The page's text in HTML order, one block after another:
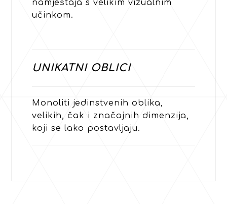
namještaja s velikim vizualnim
učinkom.
UNIKATNI OBLICI
Monoliti jedinstvenih oblika,
velikih, čak i značajnih dimenzija,
koji se lako postavljaju.